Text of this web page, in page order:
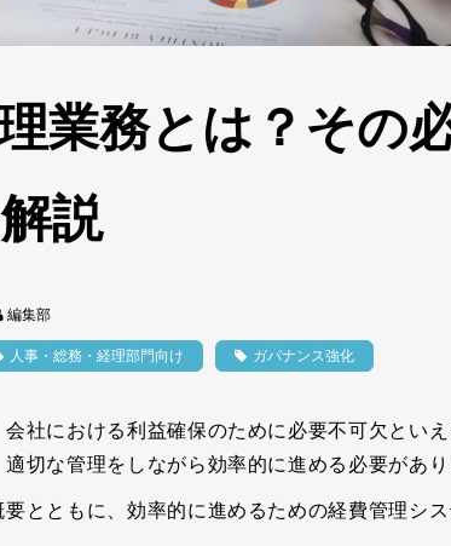
業務とは？その
説
編集部
人事・総務・経理部門向け ガバナンス強化
社における利益確保のために必要不可欠とい
適切な管理をしながら効率的に進める必要があり
とともに、効率的に進めるための経費管理シ